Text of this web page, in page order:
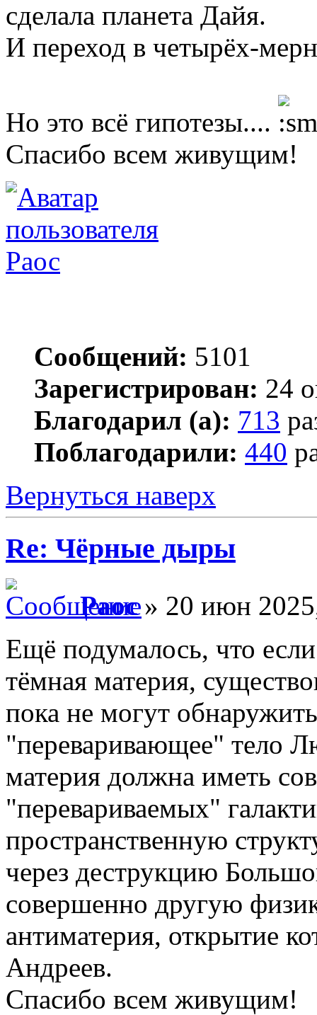
сделала планета Дайя.
И переход в четырёх-
Но это всё гипотезы....
Спасибо всем живущим!
Раос
Сообщений: 5101
Зарегистрирован: 24
Благодарил (а): 713
Поблагодарили: 440
Вернуться наверх
Re: Чёрные дыры
Раос» 20 июн
Ещё подумалось, что если
тёмная материя,
пока не могут
"переваривающее" тело
материя должна иметь
"перевариваемых"
пространственную
через деструкцию
совершенно другую
антиматерия, открытие
Андреев.
Спасибо всем живущим!